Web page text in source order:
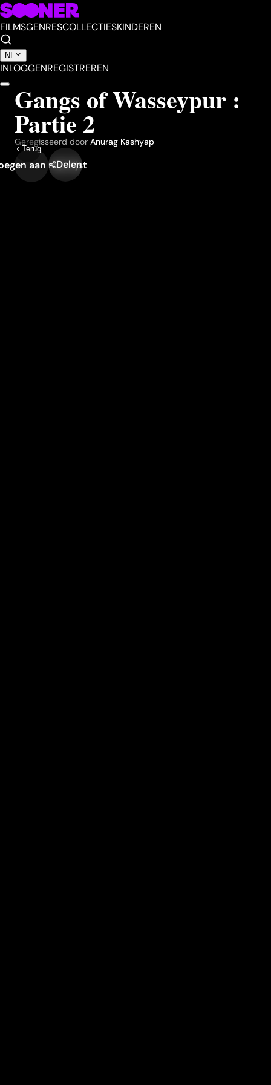
FILMSGENRESCOLLECTIESKINDEREN
NL
INLOGGENREGISTREREN
Terug
Gangs of Wasseypur :
Partie 2
Geregisseerd door Anurag Kashyap
aan mijn lijst
Delen